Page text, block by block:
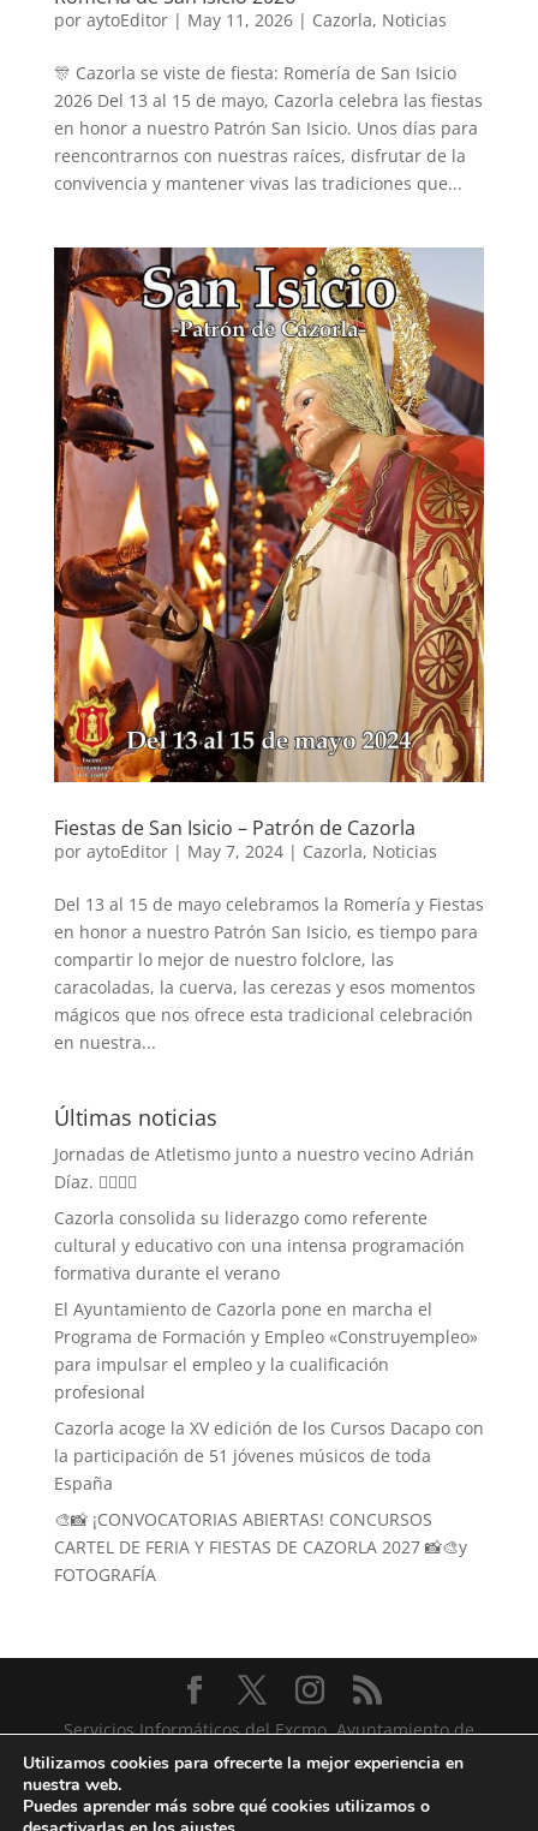
por aytoEditor| May 11, 2026| Cazorla, Noticias
🎊 Cazorla se viste de fiesta: Romería de San Isicio
2026 Del 13 al 15 de mayo, Cazorla celebra las fiestas
en honor a nuestro Patrón San Isicio. Unos días para
reencontrarnos con nuestras raíces, disfrutar de la
convivencia y mantener vivas las tradiciones que...
Fiestas de San Isicio – Patrón de Cazorla
por aytoEditor| May 7, 2024| Cazorla, Noticias
Del 13 al 15 de mayo celebramos la Romería y Fiestas
en honor a nuestro Patrón San Isicio, es tiempo para
compartir lo mejor de nuestro folclore, las
caracoladas, la cuerva, las cerezas y esos momentos
mágicos que nos ofrece esta tradicional celebración
en nuestra...
Últimas noticias
Jornadas de Atletismo junto a nuestro vecino Adrián
Díaz. 🏃‍♀️🏃‍♂️
Cazorla consolida su liderazgo como referente
cultural y educativo con una intensa programación
formativa durante el verano
El Ayuntamiento de Cazorla pone en marcha el
Programa de Formación y Empleo «Construyempleo»
para impulsar el empleo y la cualificación
profesional
Cazorla acoge la XV edición de los Cursos Dacapo con
la participación de 51 jóvenes músicos de toda
España
🎨📸 ¡CONVOCATORIAS ABIERTAS! CONCURSOS
CARTEL DE FERIA Y FIESTAS DE CAZORLA 2027 📸🎨y
FOTOGRAFÍA
Servicios Informáticos del Excmo. Ayuntamiento de
Cazorla
Utilizamos cookies para ofrecerte la mejor experiencia en
nuestra web.
Puedes aprender más sobre qué cookies utilizamos o